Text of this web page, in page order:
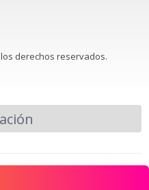
derechos reservados.